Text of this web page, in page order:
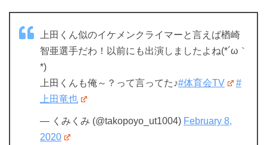
上田くん似のイケメンクライマーと言えば楢崎
智亜選手だわ！以前にも出演しましたよね(*´ω｀
*)
上田くんも俺～？って言ってた♪#体育会TV
#
上田竜也
— くみくみ (@takopoyo_ut1004) February 8,
2020